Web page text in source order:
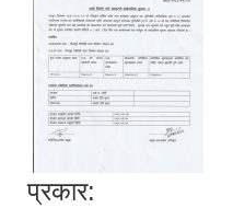
प्रकार: